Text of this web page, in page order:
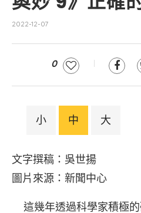
2022-12-07
0
小 中 大
文字撰稿：吳世揚
圖片來源：新聞中心
這幾年透過科學家積極